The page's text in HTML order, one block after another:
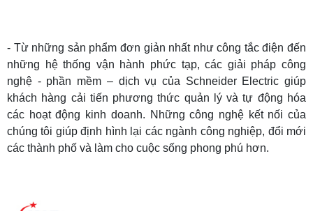
- Từ những sản phẩm đơn giản nhất như công tắc điện đến
những hệ thống vận hành phức tạp, các giải pháp công
nghệ - phần mềm – dịch vụ của Schneider Electric giúp
khách hàng cải tiến phương thức quản lý và tự động hóa
các hoạt động kinh doanh. Những công nghệ kết nối của
chúng tôi giúp định hình lại các ngành công nghiệp, đổi mới
các thành phố và làm cho cuộc sống phong phú hơn.